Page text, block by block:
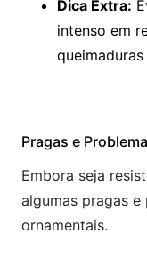
Dica Extra:
intenso em
Pragas e
Embora seja
algumas pragas
ornamentais.